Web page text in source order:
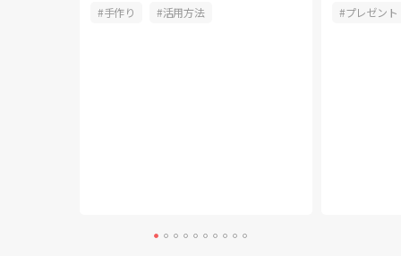
手作り
活用方法
プレゼント